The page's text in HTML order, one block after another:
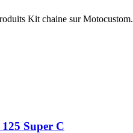
Kit chaine sur Motocustom.
Super C